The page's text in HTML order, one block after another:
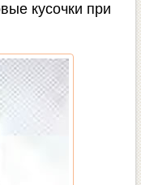
кусочки при